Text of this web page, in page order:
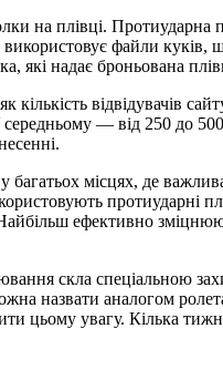
на плівці.
файли
які надає броньована
відвідувачів
— від 250 до 500
багатьох місцях, де
протиударні
ефективно
скла спеціальною
назвати аналогом
цьому увагу. Кілька